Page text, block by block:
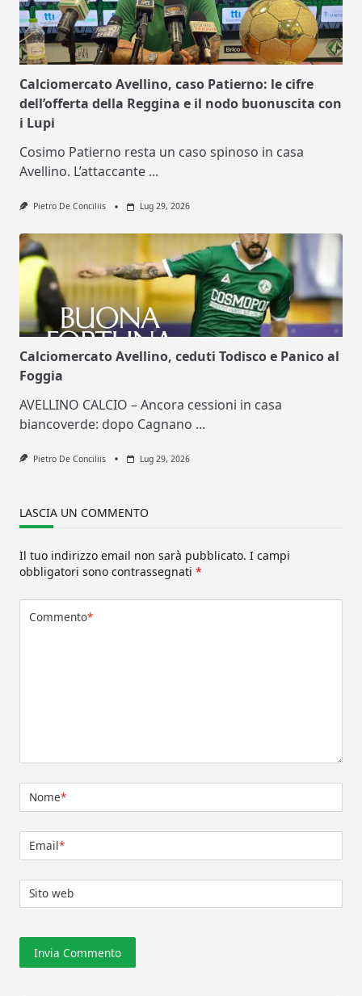
Calciomercato Avellino, caso Patierno: le cifre
dell’offerta della Reggina e il nodo buonuscita con
i Lupi
Cosimo Patierno resta un caso spinoso in casa
Avellino. L’attaccante ...
Pietro De Conciliis Lug 29, 2026
Calciomercato Avellino, ceduti Todisco e Panico al
Foggia
AVELLINO CALCIO – Ancora cessioni in casa
biancoverde: dopo Cagnano ...
Pietro De Conciliis Lug 29, 2026
LASCIA UN COMMENTO
Il tuo indirizzo email non sarà pubblicato. I campi
obbligatori sono contrassegnati *
Commento*
Nome*
Email*
Sito web